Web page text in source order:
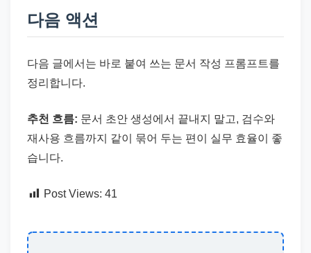
다음 액션
다음 글에서는 바로 붙여 쓰는 문서 작성 프롬프트를
정리합니다.
추천 흐름: 문서 초안 생성에서 끝내지 말고, 검수와
재사용 흐름까지 같이 묶어 두는 편이 실무 효율이 좋
습니다.
Post Views: 41